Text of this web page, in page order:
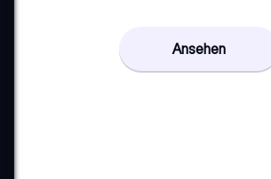
Ansehen